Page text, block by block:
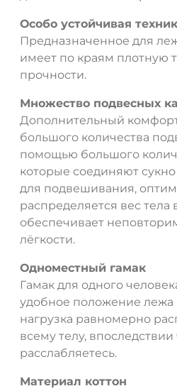
Особо устойчивая
Предназначенное для
имеет по краям плотную
прочности.
Множество подвесных
Дополнительный комфорт
большого количества
помощью большого
которые соединяют
для подвешивания,
распределяется вес тела
обеспечивает
лёгкости.
Одноместный гамак
Гамак для одного
удобное положение лежа
нагрузка равномерно
всему телу, впоследствии
расслабляетесь.
Материал коттон